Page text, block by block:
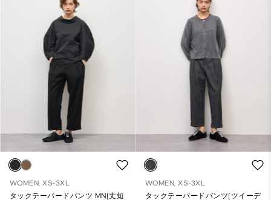
WOMEN, XS-3XL
タックテーパードパンツ MN(丈短
WOMEN, XS-3XL
タックテーパードパンツ(ツイーデ